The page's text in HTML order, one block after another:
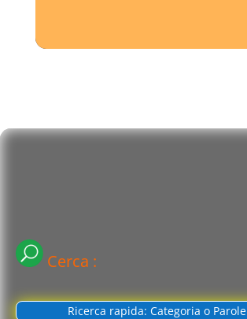
Cerca :
Ricerca rapida: Categoria o Parole